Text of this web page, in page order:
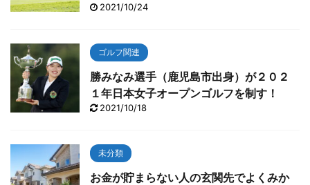
2021/10/24
ゴルフ関連
勝みなみ選手（鹿児島市出身）が２０２
１年日本女子オープンゴルフを制す！
2021/10/18
未分類
お金が貯まらない人の玄関先でよくみか